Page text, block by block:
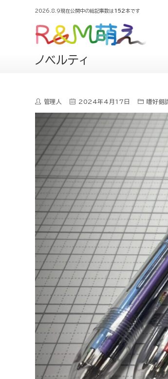
2026.8.9現在公開中の総記事数は 152 本です
ノベルティ
管理人 2024年4月17日 嗜好錯